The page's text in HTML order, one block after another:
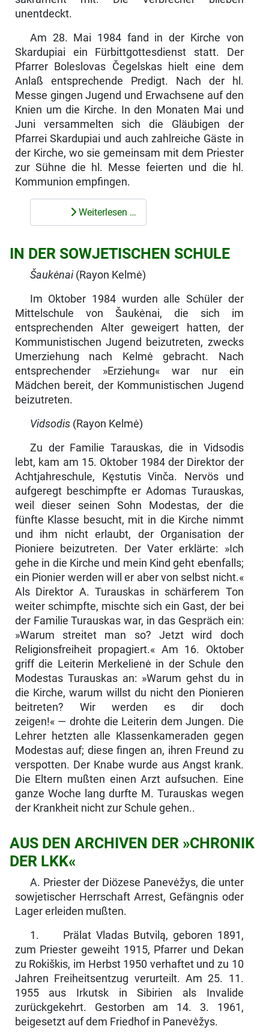
unentdeckt.
Am 28. Mai 1984 fand in der Kirche von
Skardupiai ein Fürbittgottesdienst statt. Der
Pfarrer Boleslovas Čegelskas hielt eine dem
Anlaß entsprechende Predigt. Nach der hl.
Messe gingen Jugend und Erwachsene auf den
Knien um die Kirche. In den Monaten Mai und
Juni versammelten sich die Gläu­bigen der
Pfarrei Skardupiai und auch zahlreiche Gäste in
der Kirche, wo sie gemeinsam mit dem Priester
zur Sühne die hl. Messe feierten und die hl.
Kommunion empfingen.
Weiterlesen …
IN DER SOWJETISCHEN SCHULE
Šaukėnai (Rayon Kelmė)
Im Oktober 1984 wurden alle Schüler der
Mittelschule von Šaukėnai, die sich im
entsprechenden Alter geweigert hatten, der
Kommunistischen Jugend beizutreten, zwecks
Umerziehung nach Kelmė gebracht. Nach
entsprechender »Erziehung« war nur ein
Mädchen bereit, der Kommunistischen Jugend
bei­zutreten.
Vidsodis (Rayon Kelmė)
Zu der Familie Tarauskas, die in Vidsodis
lebt, kam am 15. Oktober 1984 der Direktor der
Achtjahreschule, Kęstutis Vinča. Nervös und
aufgeregt be­schimpfte er Adomas Turauskas,
weil dieser seinen Sohn Modestas, der die
fünfte Klasse besucht, mit in die Kirche nimmt
und ihm nicht erlaubt, der Organisation der
Pioniere beizutreten. Der Vater erklärte: »Ich
gehe in die Kirche und mein Kind geht ebenfalls;
ein Pionier werden will er aber von selbst nicht.«
Als Direktor A. Turauskas in schärferem Ton
weiter schimpfte, mischte sich ein Gast, der bei
der Familie Turauskas war, in das Gespräch ein:
»Warum streitet man so? Jetzt wird doch
Religionsfreiheit propagiert.« Am 16. Oktober
griff die Leiterin Merkelienė in der Schule den
Modestas Turauskas an: »Warum gehst du in
die Kirche, warum willst du nicht den Pionieren
beitreten? Wir werden es dir doch
zeigen!« — drohte die Leiterin dem Jungen. Die
Lehrer hetzten alle Klassenkameraden gegen
Modestas auf; diese fingen an, ihren Freund zu
verspotten. Der Knabe wurde aus Angst krank.
Die Eltern mußten einen Arzt aufsuchen. Eine
ganze Woche lang durfte M. Turauskas wegen
der Krankheit nicht zur Schule gehen..
AUS DEN ARCHIVEN DER »CHRONIK
DER LKK«
A. Priester der Diözese Panevėžys, die unter
sowjetischer Herrschaft Arrest, Gefängnis oder
Lager erleiden mußten.
1. Prälat Vladas Butvilą, geboren 1891,
zum Priester geweiht 1915, Pfarrer und Dekan
zu Rokiškis, im Herbst 1950 verhaftet und zu 10
Jahren Frei­heitsentzug verurteilt. Am 25. 11.
1955 aus Irkutsk in Sibirien als Invalide
zurückgekehrt. Gestorben am 14. 3. 1961,
beigesetzt auf dem Friedhof in Panevėžys.